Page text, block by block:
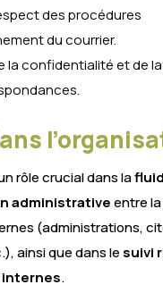
des procédures
du courrier.
la confidentialité et de
rôle crucial dans la
administrativeentre
(administrations,
ainsi que dans le suivi
internes.